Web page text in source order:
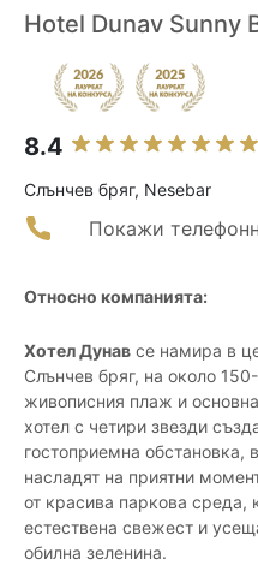
Hotel Dunav Sunny
8.4
Слънчев бряг, Nesebar
Покажи
Относно компанията:
Хотел Дунав се намира в
Слънчев бряг, на около
живописния плаж и
хотел с четири звезди
гостоприемна обстановка,
насладят на приятни
от красива паркова среда,
естествена свежест и
обилна зеленина.